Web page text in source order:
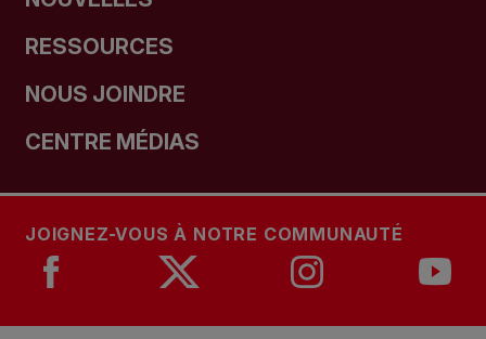
RESSOURCES
NOUS JOINDRE
CENTRE MÉDIAS
JOIGNEZ-VOUS À NOTRE COMMUNAUTÉ